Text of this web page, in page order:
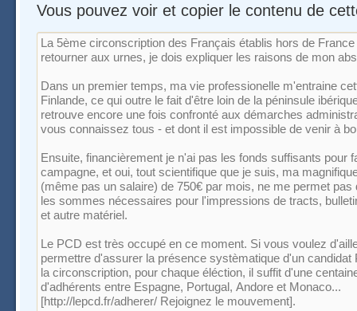
Vous pouvez voir et copier le contenu de